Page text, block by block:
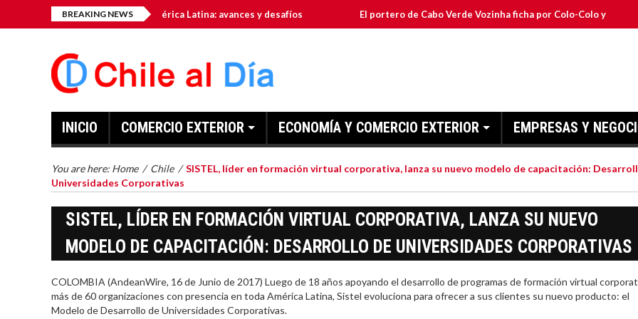
BREAKING NEWS
hub tecnológico de América Latina: avances y desafíos El portero de Cabo Verde Vozinha ficha por Colo-Colo y JETOUR
INICIO COMERCIO EXTERIOR ECONOMÍA Y COMERCIO EXTERIOR EMPRESAS Y
You are here: Home / Chile /SISTEL, líder en formación virtual corporativa, lanza su nuevo modelo de capacitación:
Universidades Corporativas
SISTEL, LÍDER EN FORMACIÓN VIRTUAL CORPORATIVA, LANZA SU NUEVO
MODELO DE CAPACITACIÓN: DESARROLLO DE UNIVERSIDADES CORPORATIVAS
COLOMBIA (AndeanWire, 16 de Junio de 2017) Luego de 18 años apoyando el desarrollo de programas de formación virtual
más de 60 organizaciones con presencia en toda América Latina, Sistel evoluciona para ofrecer a sus clientes su nuevo producto: el
Modelo de Desarrollo de Universidades Corporativas.